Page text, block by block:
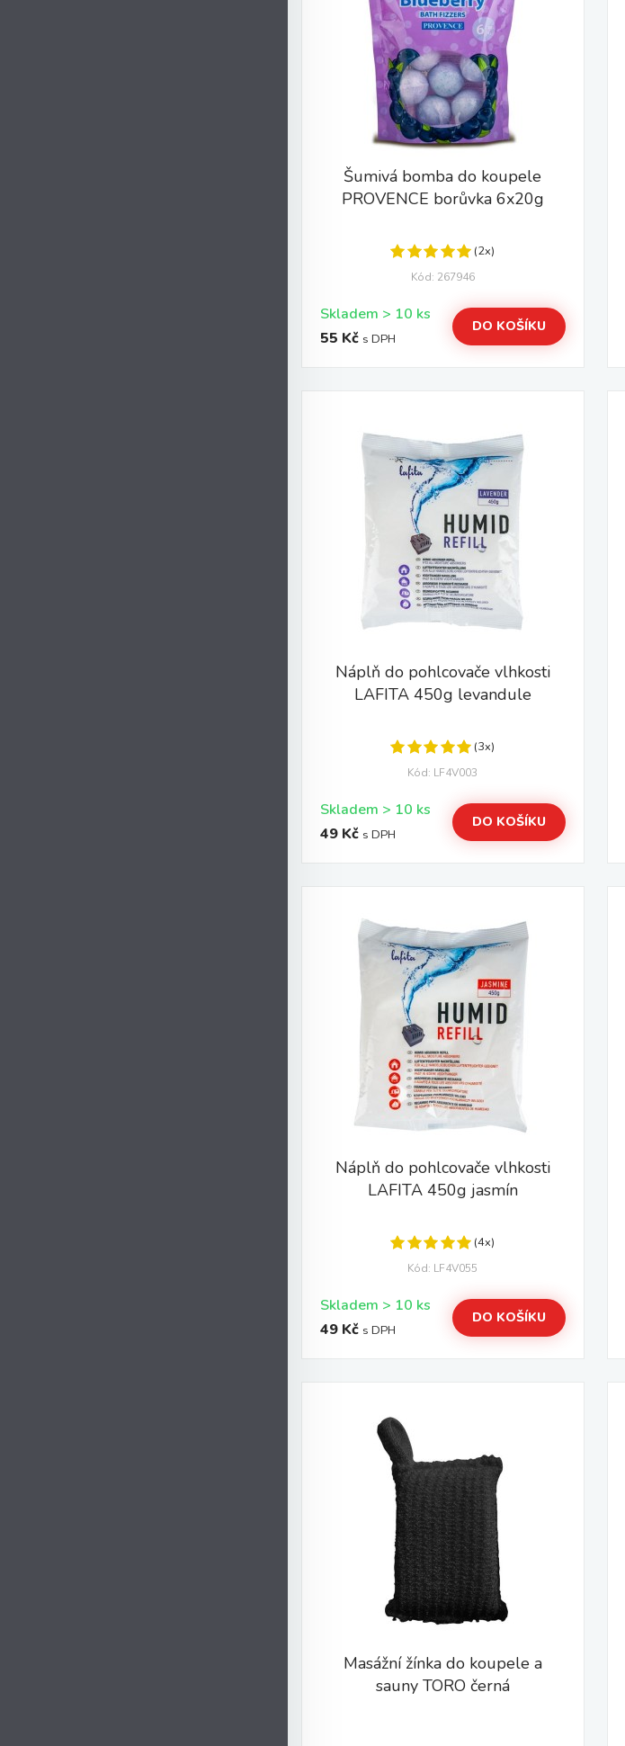
Šumivá bomba do koupele
PROVENCE borůvka 6x20g
(2x)
Kód: 267946
Skladem > 10 ks
55 Kč s DPH
DO KOŠÍKU
Náplň do pohlcovače vlhkosti
LAFITA 450g levandule
(3x)
Kód: LF4V003
Skladem > 10 ks
49 Kč s DPH
DO KOŠÍKU
Náplň do pohlcovače vlhkosti
LAFITA 450g jasmín
(4x)
Kód: LF4V055
Skladem > 10 ks
49 Kč s DPH
DO KOŠÍKU
Masážní žínka do koupele a
sauny TORO černá